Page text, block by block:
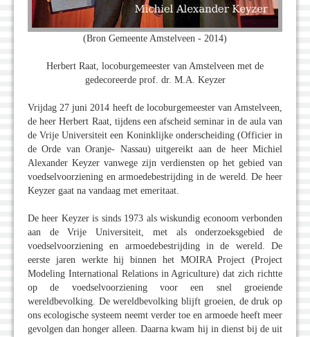
(Bron Gemeente Amstelveen - 2014)
Herbert Raat, locoburgemeester van Amstelveen met de
gedecoreerde prof. dr. M.A. Keyzer
Vrijdag 27 juni 2014 heeft de locoburgemeester van Amstelveen,
de heer Herbert Raat, tijdens een afscheid seminar in de aula van
de Vrije Universiteit een Koninklijke onderscheiding (Officier in
de Orde van Oranje- Nassau) uitgereikt aan de heer Michiel
Alexander Keyzer vanwege zijn verdiensten op het gebied van
voedselvoorziening en armoedebestrijding in de wereld. De heer
Keyzer gaat na vandaag met emeritaat.
De heer Keyzer is sinds 1973 als wiskundig econoom verbonden
aan de Vrije Universiteit, met als onderzoeksgebied de
voedselvoorziening en armoedebestrijding in de wereld. De
eerste jaren werkte hij binnen het MOIRA Project (Project
Modeling International Relations in Agriculture) dat zich richtte
op de voedselvoorziening voor een snel groeiende
wereldbevolking. De wereldbevolking blijft groeien, de druk op
ons ecologische systeem neemt verder toe en armoede heeft meer
gevolgen dan honger alleen. Daarna kwam hij in dienst bij de uit